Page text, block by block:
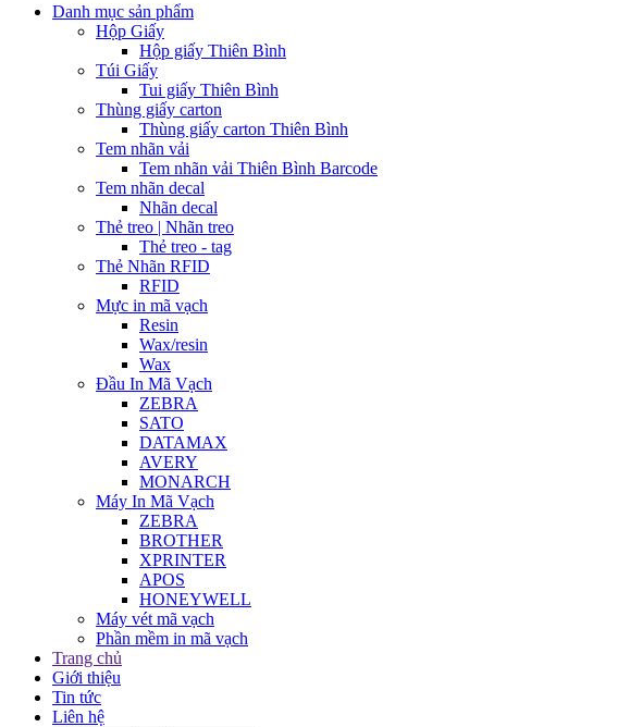
Danh mục sản phẩm
Hộp Giấy
Hộp giấy Thiên Bình
Túi Giấy
Tui giấy Thiên Bình
Thùng giấy carton
Thùng giấy carton Thiên Bình
Tem nhãn vải
Tem nhãn vải Thiên Bình Barcode
Tem nhãn decal
Nhãn decal
Thẻ treo | Nhãn treo
Thẻ treo - tag
Thẻ Nhãn RFID
RFID
Mực in mã vạch
Resin
Wax/resin
Wax
Đầu In Mã Vạch
ZEBRA
SATO
DATAMAX
AVERY
MONARCH
Máy In Mã Vạch
ZEBRA
BROTHER
XPRINTER
APOS
HONEYWELL
Máy vét mã vạch
Phần mềm in mã vạch
Trang chủ
Giới thiệu
Tin tức
Liên hệ